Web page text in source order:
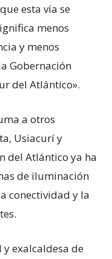
esta vía se
menos
y menos
Gobernación
del Atlántico».
a otros
Usiacurí y
del Atlántico ya ha
de iluminación
conectividad y la
exalcaldesa de